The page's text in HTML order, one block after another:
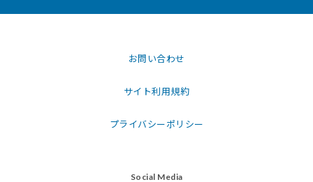
お問い合わせ
サイト利用規約
プライバシーポリシー
Social Media